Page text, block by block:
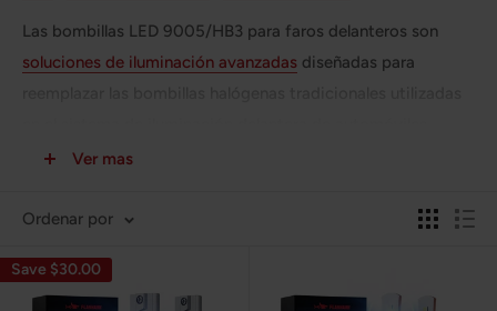
Las bombillas LED 9005/HB3 para faros delanteros son
soluciones de iluminación avanzadas diseñadas para
camiones y SUV. Estas bombillas LED están diseñadas
o HB3 en sus sistemas de faros.
1. Brillo mejorado:
brillo significativamente mayor que las bombillas halógenas
Ver mas
Ordenar por
Save $30.00